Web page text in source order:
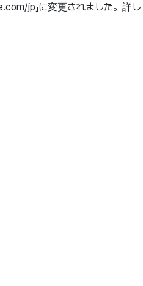
jp」に変更されました。 詳し